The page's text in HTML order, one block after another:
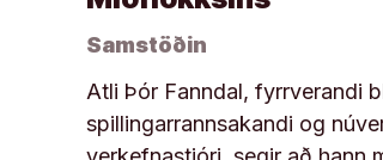
Samstöðin
Atli Þór Fanndal, fyrrverandi
spillingarrannsakandi og